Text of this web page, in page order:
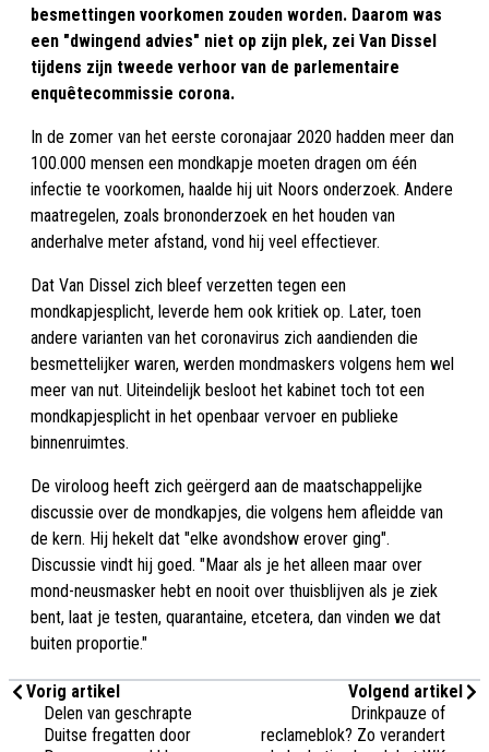
besmettingen voorkomen zouden worden. Daarom was
een "dwingend advies" niet op zijn plek, zei Van Dissel
tijdens zijn tweede verhoor van de parlementaire
enquêtecommissie corona.
In de zomer van het eerste coronajaar 2020 hadden meer dan
100.000 mensen een mondkapje moeten dragen om één
infectie te voorkomen, haalde hij uit Noors onderzoek. Andere
maatregelen, zoals brononderzoek en het houden van
anderhalve meter afstand, vond hij veel effectiever.
Dat Van Dissel zich bleef verzetten tegen een
mondkapjesplicht, leverde hem ook kritiek op. Later, toen
andere varianten van het coronavirus zich aandienden die
besmettelijker waren, werden mondmaskers volgens hem wel
meer van nut. Uiteindelijk besloot het kabinet toch tot een
mondkapjesplicht in het openbaar vervoer en publieke
binnenruimtes.
De viroloog heeft zich geërgerd aan de maatschappelijke
discussie over de mondkapjes, die volgens hem afleidde van
de kern. Hij hekelt dat "elke avondshow erover ging".
Discussie vindt hij goed. "Maar als je het alleen maar over
mond-neusmasker hebt en nooit over thuisblijven als je ziek
bent, laat je testen, quarantaine, etcetera, dan vinden we dat
buiten proportie."
Vorig artikel
Delen van geschrapte
Duitse fregatten door
Volgend artikel
Drinkpauze of
reclameblok? Zo verandert